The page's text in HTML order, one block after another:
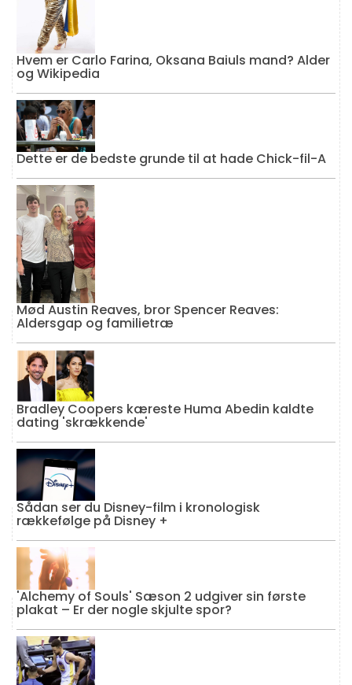
Hvem er Carlo Farina, Oksana Baiuls mand? Alder
og Wikipedia
Dette er de bedste grunde til at hade Chick-fil-A
Mød Austin Reaves, bror Spencer Reaves:
Aldersgap og familietræ
Bradley Coopers kæreste Huma Abedin kaldte
dating 'skrækkende'
Sådan ser du Disney-film i kronologisk
rækkefølge på Disney +
'Alchemy of Souls' Sæson 2 udgiver sin første
plakat – Er der nogle skjulte spor?